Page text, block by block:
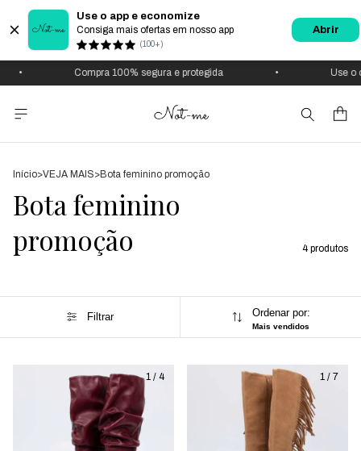
Use o app e economize
Consiga mais ofertas em nosso app
(100+)
Abrir
Compra 100% segura e protegida Use o
Início>VEJA MAIS>Bota feminino promoção
Bota feminino
promoção
4 produtos
Filtrar Ordenar por:
Mais vendidos
1 / 4 1 / 7